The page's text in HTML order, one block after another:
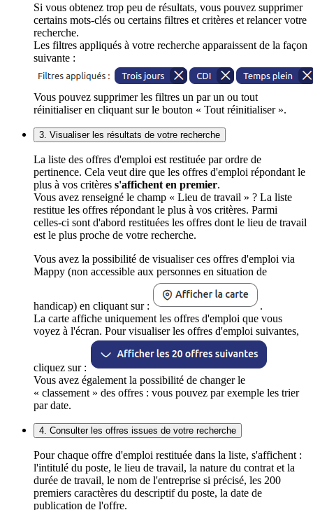
Si vous obtenez trop peu de résultats, vous pouvez supprimer
certains mots-clés ou certains filtres et critères et relancer votre
recherche.
Les filtres appliqués à votre recherche apparaissent de la façon
suivante :
Vous pouvez supprimer les filtres un par un ou tout
réinitialiser en cliquant sur le bouton « Tout réinitialiser ».
3. Visualiser les résultats de votre recherche
La liste des offres d'emploi est restituée par ordre de
pertinence. Cela veut dire que les offres d'emploi répondant le
plus à vos critères s'affichent en premier.
Vous avez renseigné le champ « Lieu de travail » ? La liste
restitue les offres répondant le plus à vos critères. Parmi
celles-ci sont d'abord restituées les offres dont le lieu de travail
est le plus proche de votre recherche.
Vous avez la possibilité de visualiser ces offres d'emploi via
Mappy (non accessible aux personnes en situation de
handicap) en cliquant sur :
.
La carte affiche uniquement les offres d'emploi que vous
voyez à l'écran. Pour visualiser les offres d'emploi suivantes,
cliquez sur :
Vous avez également la possibilité de changer le
« classement » des offres : vous pouvez par exemple les trier
par date.
4. Consulter les offres issues de votre recherche
Pour chaque offre d'emploi restituée dans la liste, s'affichent :
l'intitulé du poste, le lieu de travail, la nature du contrat et la
durée de travail, le nom de l'entreprise si précisé, les 200
premiers caractères du descriptif du poste, la date de
publication de l'offre.